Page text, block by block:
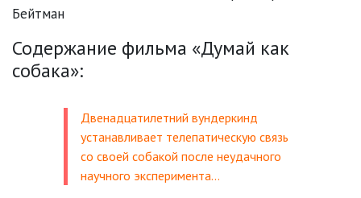
Бейтман
Содержание фильма «Думай как
собака»:
Двенадцатилетний вундеркинд
устанавливает телепатическую связь
со своей собакой после неудачного
научного эксперимента…